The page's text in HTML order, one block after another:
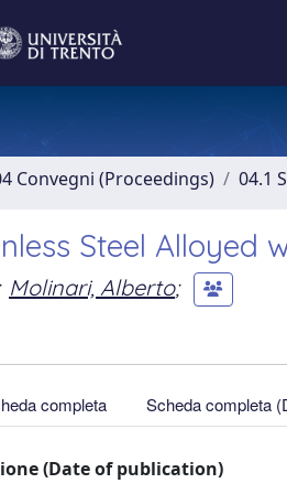
Convegni (Proceedings) 04.1
Steel Alloyed
Molinari, Alberto;
completa Scheda completa
(Date of publication)